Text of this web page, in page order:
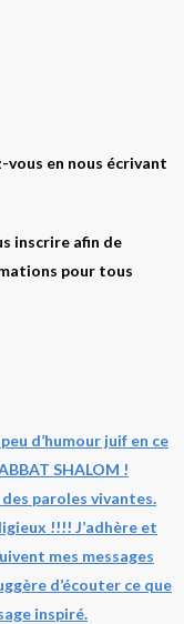
vous en nous écrivant
inscrire afin de
pour tous
d’humour juif en ce
SHALOM !
des paroles vivantes.
!!!! J’adhère et
mes messages
d’écouter ce que
inspiré.